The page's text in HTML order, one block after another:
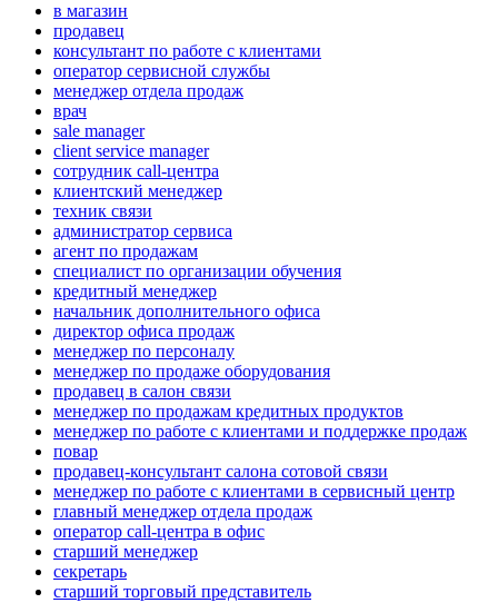
в магазин
продавец
консультант по работе с клиентами
оператор сервисной службы
менеджер отдела продаж
врач
sale manager
client service manager
сотрудник call-центра
клиентский менеджер
техник связи
администратор сервиса
агент по продажам
специалист по организации обучения
кредитный менеджер
начальник дополнительного офиса
директор офиса продаж
менеджер по персоналу
менеджер по продаже оборудования
продавец в салон связи
менеджер по продажам кредитных продуктов
менеджер по работе с клиентами и поддержке продаж
повар
продавец-консультант салона сотовой связи
менеджер по работе с клиентами в сервисный центр
главный менеджер отдела продаж
оператор call-центра в офис
старший менеджер
секретарь
старший торговый представитель